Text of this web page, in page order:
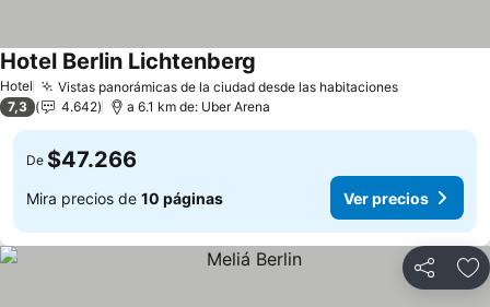
Hotel Vistas panorámicas de la ciudad desde las habitaciones
Hotel Berlin Lichtenberg
7,3 4.642 a 6.1 km de: Uber Arena
De $47.266
Mira precios de 10 páginas Ver precios
Compartir